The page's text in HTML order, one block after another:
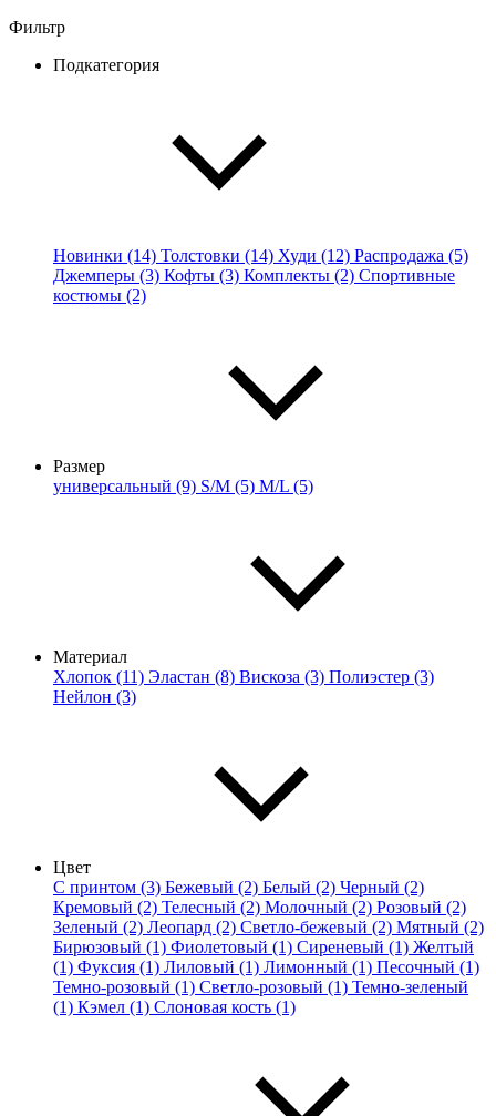
Фильтр
Подкатегория
Новинки (14) Толстовки (14) Худи (12) Распродажа (5)
Джемперы (3) Кофты (3) Комплекты (2) Спортивные
костюмы (2)
Размер
универсальный (9) S/M (5) M/L (5)
Материал
Хлопок (11) Эластан (8) Вискоза (3) Полиэстер (3)
Нейлон (3)
Цвет
С принтом (3) Бежевый (2) Белый (2) Черный (2)
Кремовый (2) Телесный (2) Молочный (2) Розовый (2)
Зеленый (2) Леопард (2) Светло-бежевый (2) Мятный (2)
Бирюзовый (1) Фиолетовый (1) Сиреневый (1) Желтый
(1) Фуксия (1) Лиловый (1) Лимонный (1) Песочный (1)
Темно-розовый (1) Светло-розовый (1) Темно-зеленый
(1) Кэмел (1) Слоновая кость (1)